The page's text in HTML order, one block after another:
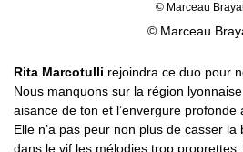
© Marceau
© Marceau
Rita Marcotulli rejoindra ce duo pour
Nous manquons sur la région
aisance de ton et l’envergure
Elle n’a pas peur non plus de casser la
dans le vif les mélodies trop